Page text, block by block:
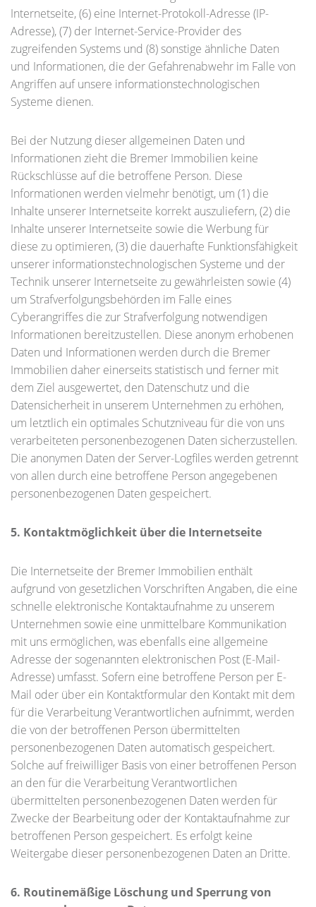
Internetseite, (6) eine Internet-Protokoll-Adresse (IP-
Adresse), (7) der Internet-Service-Provider des
zugreifenden Systems und (8) sonstige ähnliche Daten
und Informationen, die der Gefahrenabwehr im Falle von
Angriffen auf unsere informationstechnologischen
Systeme dienen.
Bei der Nutzung dieser allgemeinen Daten und
Informationen zieht die Bremer Immobilien keine
Rückschlüsse auf die betroffene Person. Diese
Informationen werden vielmehr benötigt, um (1) die
Inhalte unserer Internetseite korrekt auszuliefern, (2) die
Inhalte unserer Internetseite sowie die Werbung für
diese zu optimieren, (3) die dauerhafte Funktionsfähigkeit
unserer informationstechnologischen Systeme und der
Technik unserer Internetseite zu gewährleisten sowie (4)
um Strafverfolgungsbehörden im Falle eines
Cyberangriffes die zur Strafverfolgung notwendigen
Informationen bereitzustellen. Diese anonym erhobenen
Daten und Informationen werden durch die Bremer
Immobilien daher einerseits statistisch und ferner mit
dem Ziel ausgewertet, den Datenschutz und die
Datensicherheit in unserem Unternehmen zu erhöhen,
um letztlich ein optimales Schutzniveau für die von uns
verarbeiteten personenbezogenen Daten sicherzustellen.
Die anonymen Daten der Server-Logfiles werden getrennt
von allen durch eine betroffene Person angegebenen
personenbezogenen Daten gespeichert.
5. Kontaktmöglichkeit über die Internetseite
Die Internetseite der Bremer Immobilien enthält
aufgrund von gesetzlichen Vorschriften Angaben, die eine
schnelle elektronische Kontaktaufnahme zu unserem
Unternehmen sowie eine unmittelbare Kommunikation
mit uns ermöglichen, was ebenfalls eine allgemeine
Adresse der sogenannten elektronischen Post (E-Mail-
Adresse) umfasst. Sofern eine betroffene Person per E-
Mail oder über ein Kontaktformular den Kontakt mit dem
für die Verarbeitung Verantwortlichen aufnimmt, werden
die von der betroffenen Person übermittelten
personenbezogenen Daten automatisch gespeichert.
Solche auf freiwilliger Basis von einer betroffenen Person
an den für die Verarbeitung Verantwortlichen
übermittelten personenbezogenen Daten werden für
Zwecke der Bearbeitung oder der Kontaktaufnahme zur
betroffenen Person gespeichert. Es erfolgt keine
Weitergabe dieser personenbezogenen Daten an Dritte.
6. Routinemäßige Löschung und Sperrung von